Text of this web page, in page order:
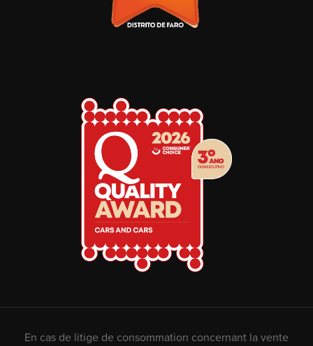
En cas de litige de consommation concernant la vente